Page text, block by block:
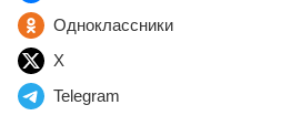
Одноклассники
X
Telegram